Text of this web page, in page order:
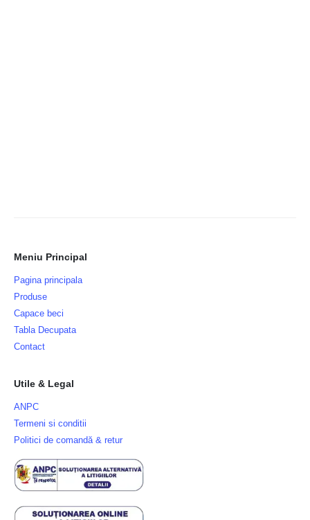
Meniu Principal
Pagina principala
Produse
Capace beci
Tabla Decupata
Contact
Utile & Legal
ANPC
Termeni si conditii
Politici de comandă & retur